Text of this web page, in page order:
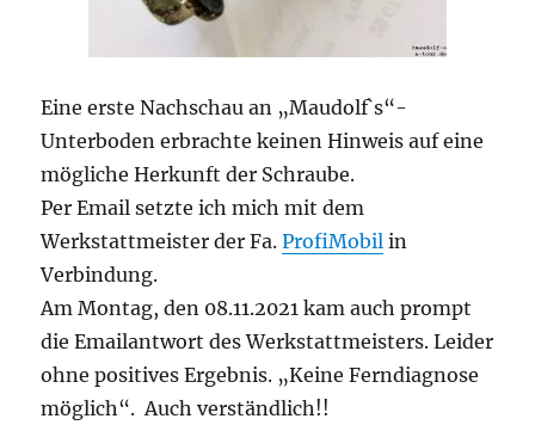
Eine erste Nachschau an „Maudolf`s“-
Unterboden erbrachte keinen Hinweis auf eine
mögliche Herkunft der Schraube.
Per Email setzte ich mich mit dem
Werkstattmeister der Fa.ProfiMobil in
Verbindung.
Am Montag, den 08.11.2021 kam auch prompt
die Emailantwort des Werkstattmeisters. Leider
ohne positives Ergebnis. „Keine Ferndiagnose
möglich“. Auch verständlich!!